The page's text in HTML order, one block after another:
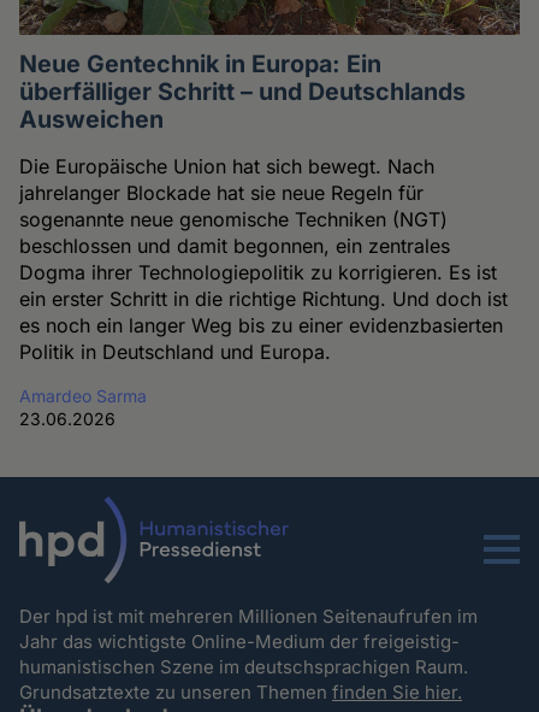
Neue Gentechnik in Europa: Ein
überfälliger Schritt – und Deutschlands
Ausweichen
Die Europäische Union hat sich bewegt. Nach
jahrelanger Blockade hat sie neue Regeln für
sogenannte neue genomische Techniken (NGT)
beschlossen und damit begonnen, ein zentrales
Dogma ihrer Technologiepolitik zu korrigieren. Es ist
ein erster Schritt in die richtige Richtung. Und doch ist
es noch ein langer Weg bis zu einer evidenzbasierten
Politik in Deutschland und Europa.
Amardeo Sarma
23.06.2026
Menu
Der hpd ist mit mehreren Millionen Seitenaufrufen im
Jahr das wichtigste Online-Medium der freigeistig-
humanistischen Szene im deutschsprachigen Raum.
Grundsatztexte zu unseren Themenfinden Sie hier.